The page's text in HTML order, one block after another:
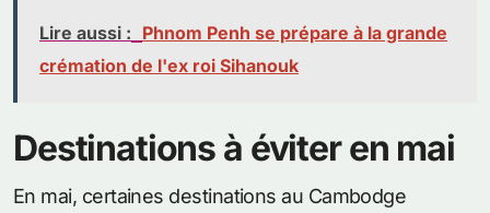
Lire aussi : Phnom Penh se prépare à la grande
crémation de l'ex roi Sihanouk
Destinations à éviter en mai
En mai, certaines destinations au Cambodge